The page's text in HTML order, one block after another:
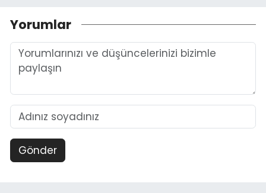
Yorumlar
Gönder